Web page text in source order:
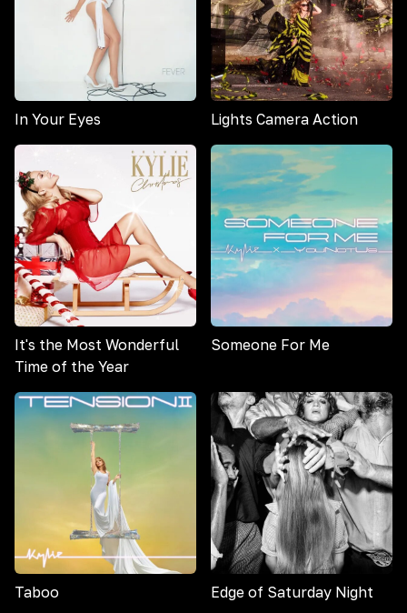
In Your Eyes Lights Camera Action
It's the Most Wonderful
Time of the Year
Someone For Me
Taboo Edge of Saturday Night